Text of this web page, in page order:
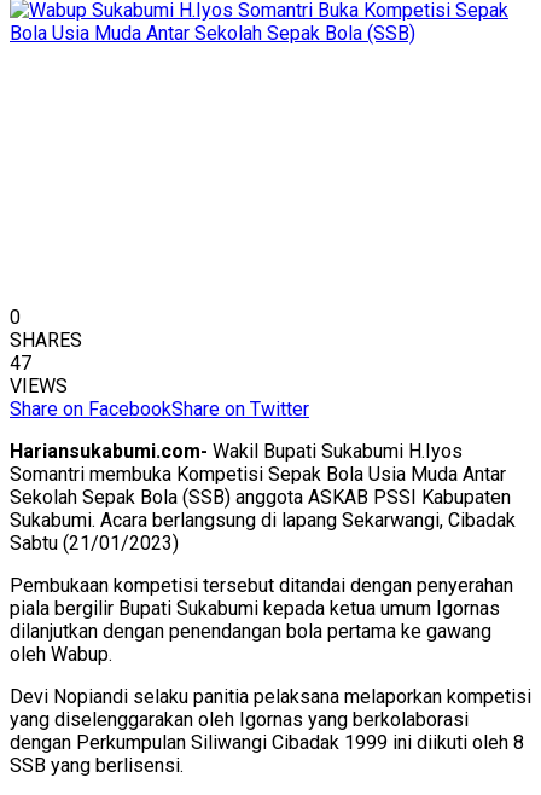
0
SHARES
47
VIEWS
Share on FacebookShare on Twitter
Hariansukabumi.com- Wakil Bupati Sukabumi H.Iyos
Somantri membuka Kompetisi Sepak Bola Usia Muda Antar
Sekolah Sepak Bola (SSB) anggota ASKAB PSSI Kabupaten
Sukabumi. Acara berlangsung di lapang Sekarwangi, Cibadak
Sabtu (21/01/2023)
Pembukaan kompetisi tersebut ditandai dengan penyerahan
piala bergilir Bupati Sukabumi kepada ketua umum Igornas
dilanjutkan dengan penendangan bola pertama ke gawang
oleh Wabup.
Devi Nopiandi selaku panitia pelaksana melaporkan kompetisi
yang diselenggarakan oleh Igornas yang berkolaborasi
dengan Perkumpulan Siliwangi Cibadak 1999 ini diikuti oleh 8
SSB yang berlisensi.